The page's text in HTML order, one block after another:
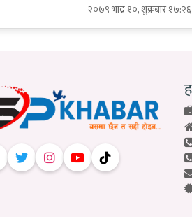
२०७९ भाद्र १०, शुक्रबार